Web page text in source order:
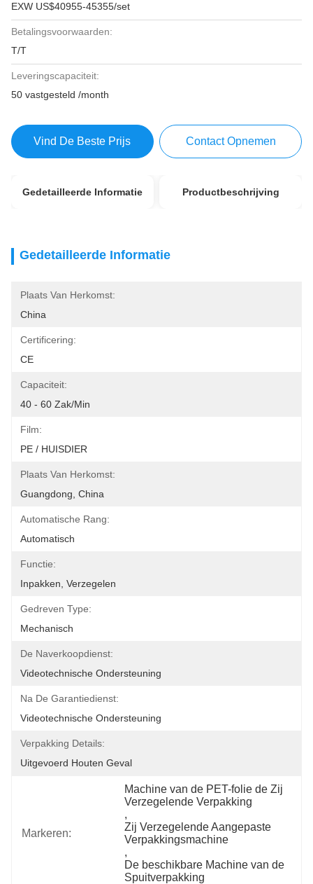
EXW US$40955-45355/set
Betalingsvoorwaarden:
T/T
Leveringscapaciteit:
50 vastgesteld /month
Vind De Beste Prijs Contact Opnemen
Gedetailleerde Informatie Productbeschrijving
Gedetailleerde Informatie
Plaats Van Herkomst:
China
Certificering:
CE
Capaciteit:
40 - 60 Zak/min
Film:
PE / HUISDIER
Plaats Van Herkomst:
Guangdong, China
Automatische Rang:
Automatisch
Functie:
Inpakken, Verzegelen
Gedreven Type:
Mechanisch
De Naverkoopdienst:
Videotechnische Ondersteuning
Na De Garantiedienst:
Videotechnische Ondersteuning
Verpakking Details:
Uitgevoerd Houten Geval
Markeren:
Machine van de PET-folie de Zij
Verzegelende Verpakking
,
Zij Verzegelende Aangepaste
Verpakkingsmachine
,
De beschikbare Machine van de
Spuitverpakking